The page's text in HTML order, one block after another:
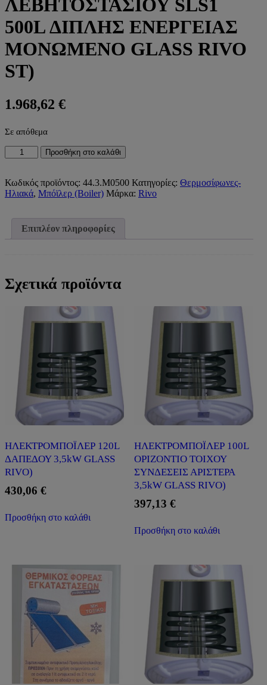
ΛΕΒΗΤΟΣΤΑΣΙΟΥ SLS1
500L ΔΙΠΛΗΣ ΕΝΕΡΓΕΙΑΣ
ΜΟΝΩΜΕΝΟ GLASS RIVO
ST)
1.968,62 €
Σε απόθεμα
ΜΠΟΪΛΕΡ
ΛΕΒΗΤΟΣΤΑΣΙΟΥ
500L
ΔΙΠΛΗΣ
GLASS
RIVO
Προσθήκη στο καλάθι
Κωδικός προϊόντος: 44.3.Μ0500 Κατηγορίες: Θερμοσίφωνες-
Ηλιακά, Μπόϊλερ (Boiler) Μάρκα: Rivo
Επιπλέον πληροφορίες
Σχετικά προϊόντα
ΗΛΕΚΤΡΟΜΠΟΪΛΕΡ 120L
ΔΑΠΕΔΟΥ 3,5kW GLASS
RIVO)
430,06 €
Προσθήκη στο καλάθι
ΗΛΕΚΤΡΟΜΠΟΪΛΕΡ 100L
ΟΡΙΖΟΝΤΙΟ ΤΟΙΧΟΥ
ΣΥΝΔΕΣΕΙΣ ΑΡΙΣΤΕΡΑ
3,5kW GLASS RIVO)
397,13 €
Προσθήκη στο καλάθι